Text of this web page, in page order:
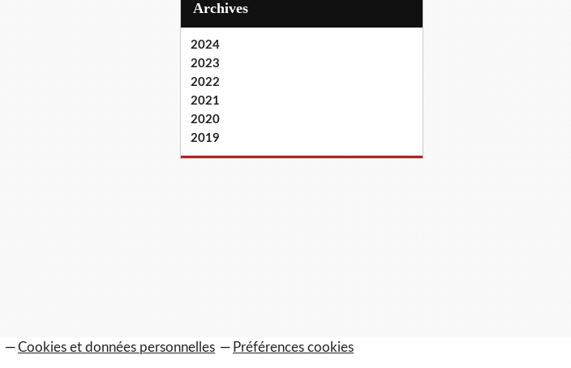
Archives
2024
2023
2022
2021
2020
2019
Cookies et données personnelles Préférences cookies